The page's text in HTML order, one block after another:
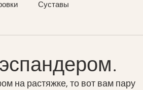
Суставы
на растяжке, то вот вам пару